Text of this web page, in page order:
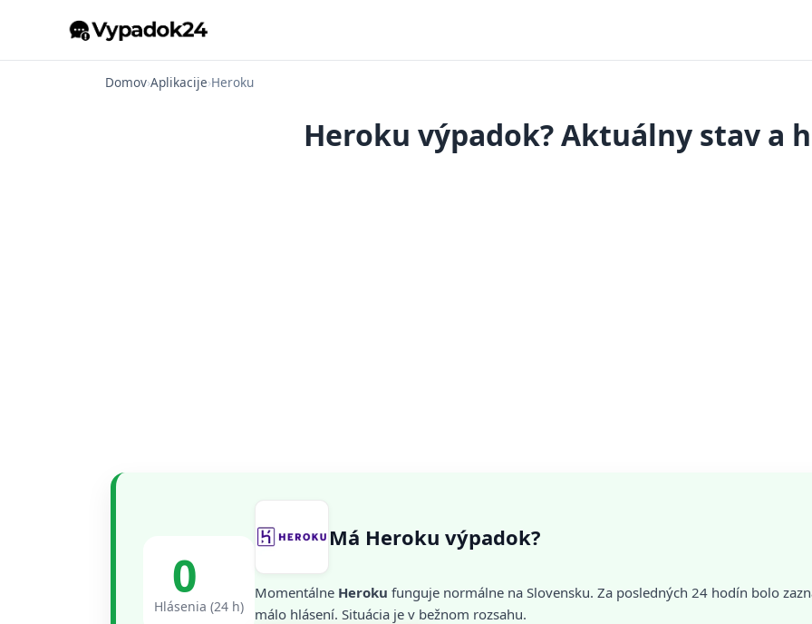
Domov›Aplikacije›Heroku
Heroku výpadok? Aktuálny stav a
0
Hlásenia (24 h)
Má Heroku výpadok?
Momentálne Heroku funguje normálne na Slovensku. Za posledných 24 hodín bolo
málo hlásení. Situácia je v bežnom rozsahu.